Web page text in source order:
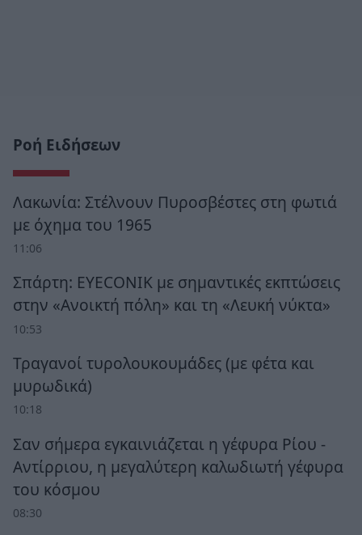
Ροή Ειδήσεων
Λακωνία: Στέλνουν Πυροσβέστες στη φωτιά
με όχημα του 1965
11:06
Σπάρτη: EYECONIK με σημαντικές εκπτώσεις
στην «Ανοικτή πόλη» και τη «Λευκή νύκτα»
10:53
Τραγανοί τυρολουκουμάδες (με φέτα και
μυρωδικά)
10:18
Σαν σήμερα εγκαινιάζεται η γέφυρα Ρίου -
Αντίρριου, η μεγαλύτερη καλωδιωτή γέφυρα
του κόσμου
08:30